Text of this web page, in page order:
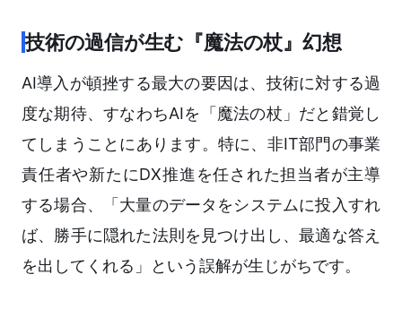
技術の過信が生む『魔法の杖』幻想
AI導入が頓挫する最大の要因は、技術に対する過
度な期待、すなわちAIを「魔法の杖」だと錯覚し
てしまうことにあります。特に、非IT部門の事業
責任者や新たにDX推進を任された担当者が主導
する場合、「大量のデータをシステムに投入すれ
ば、勝手に隠れた法則を見つけ出し、最適な答え
を出してくれる」という誤解が生じがちです。